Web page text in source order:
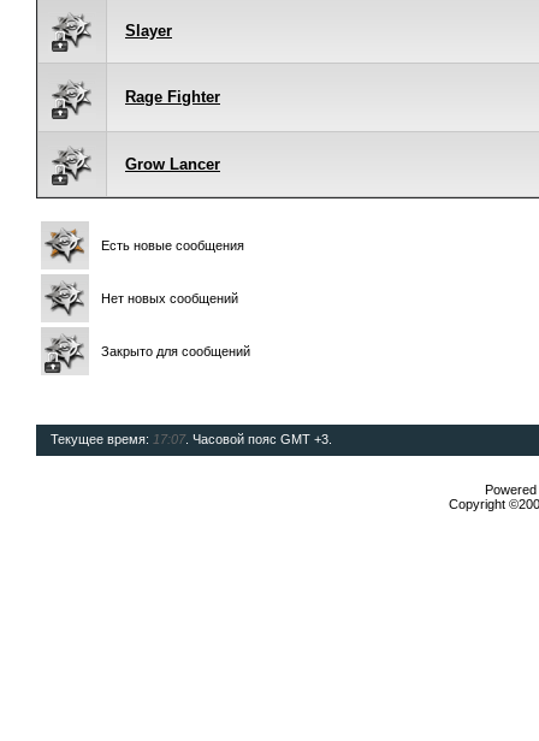
Slayer
Rage Fighter
Grow Lancer
Есть новые сообщения
Нет новых сообщений
Закрыто для сообщений
Текущее время: 17:07. Часовой пояс GMT +3.
Copyright